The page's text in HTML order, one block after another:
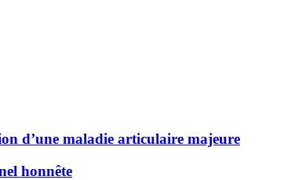
d’une maladie articulaire majeure
honnête